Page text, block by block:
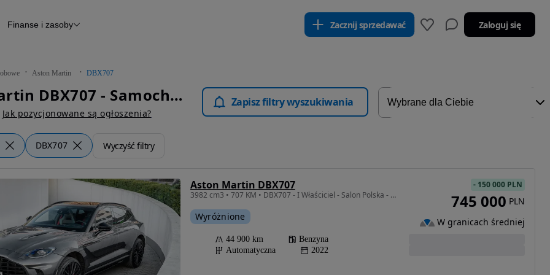
Raport z inspekcji
Otomoto News
Finanse i zasoby Zacznij sprzedawać Zaloguj się
Aston Martin DBX707
Aston Martin DBX707 - Samochody Osobowe
Jak pozycjonowane są ogłoszenia?
Zapisz filtry wyszukiwania
DBX707 Wyczyść filtry
Aston Martin DBX707
3982 cm3 • 707 KM • DBX707 - I Właściciel - Salon Polska - ASO
Wyróżnione
44 900 km
Benzyna
Automatyczna
2022
- 150 000 PLN
745 000 PLN
W granicach średniej